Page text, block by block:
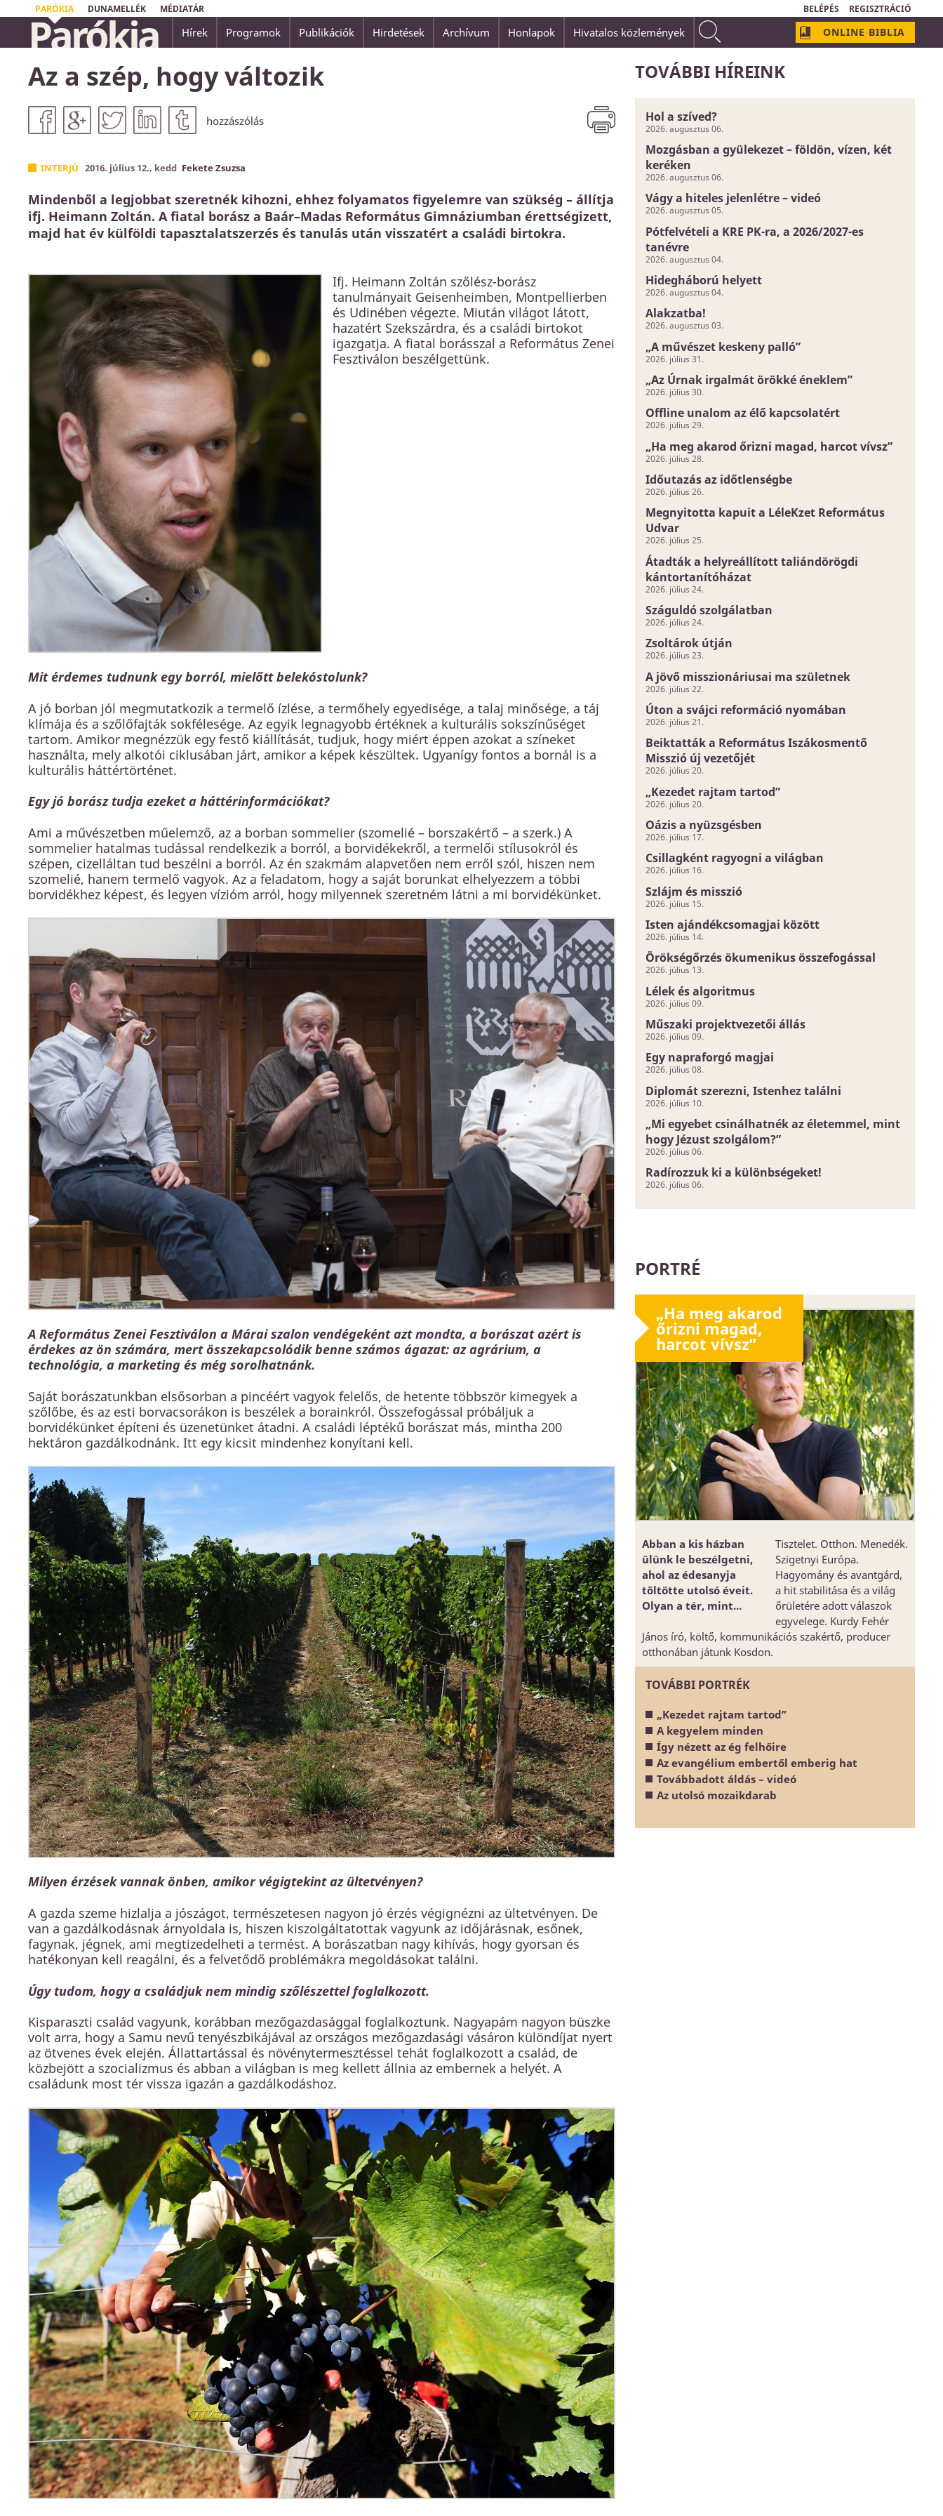
PARÓKIA DUNAMELLÉK MÉDIATÁR BELÉPÉS REGISZTRÁCIÓ
Mert irgalmas leszek gonoszságaikkal szemben, és bűneikről nem
emlékezem meg többé.
Zsidók 8,12
„Aki nem érzi magát biztonságban, az védekezik. Ha én tudom, hogy Krisztusban örök
biztonságom van, mert Isten minden bűnömet eltörölte, akkor most már
Parókia Hírek Programok Publikációk Hirdetések Archívum Honlapok Hivatalos közlemények ONLINE BIBLIA
Az a szép, hogy változik
hozzászólás
INTERJÚ 2016. július 12., kedd Fekete Zsuzsa
Mindenből a legjobbat szeretnék kihozni, ehhez folyamatos figyelemre van szükség – állítja
ifj. Heimann Zoltán. A fiatal borász a Baár–Madas Református Gimnáziumban érettségizett,
majd hat év külföldi tapasztalatszerzés és tanulás után visszatért a családi birtokra.
Ifj. Heimann Zoltán szőlész-borász
tanulmányait Geisenheimben, Montpellierben
és Udinében végezte. Miután világot látott,
hazatért Szekszárdra, és a családi birtokot
igazgatja. A fiatal borásszal a Református Zenei
Fesztiválon beszélgettünk.
Mit érdemes tudnunk egy borról, mielőtt belekóstolunk?
A jó borban jól megmutatkozik a termelő ízlése, a termőhely egyedisége, a talaj minősége, a táj
klímája és a szőlőfajták sokfélesége. Az egyik legnagyobb értéknek a kulturális sokszínűséget
tartom. Amikor megnézzük egy festő kiállítását, tudjuk, hogy miért éppen azokat a színeket
használta, mely alkotói ciklusában járt, amikor a képek készültek. Ugyanígy fontos a bornál is a
kulturális háttértörténet.
Egy jó borász tudja ezeket a háttérinformációkat?
Ami a művészetben műelemző, az a borban sommelier (szomelié – borszakértő – a szerk.) A
sommelier hatalmas tudással rendelkezik a borról, a borvidékekről, a termelői stílusokról és
szépen, cizelláltan tud beszélni a borról. Az én szakmám alapvetően nem erről szól, hiszen nem
szomelié, hanem termelő vagyok. Az a feladatom, hogy a saját borunkat elhelyezzem a többi
borvidékhez képest, és legyen vízióm arról, hogy milyennek szeretném látni a mi borvidékünket.
A Református Zenei Fesztiválon a Márai szalon vendégeként azt mondta, a borászat azért is
érdekes az ön számára, mert összekapcsolódik benne számos ágazat: az agrárium, a
technológia, a marketing és még sorolhatnánk.
Saját borászatunkban elsősorban a pincéért vagyok felelős, de hetente többször kimegyek a
szőlőbe, és az esti borvacsorákon is beszélek a borainkról. Összefogással próbáljuk a
borvidékünket építeni és üzenetünket átadni. A családi léptékű borászat más, mintha 200
hektáron gazdálkodnánk. Itt egy kicsit mindenhez konyítani kell.
Milyen érzések vannak önben, amikor végigtekint az ültetvényen?
A gazda szeme hizlalja a jószágot, természetesen nagyon jó érzés végignézni az ültetvényen. De
van a gazdálkodásnak árnyoldala is, hiszen kiszolgáltatottak vagyunk az időjárásnak, esőnek,
fagynak, jégnek, ami megtizedelheti a termést. A borászatban nagy kihívás, hogy gyorsan és
hatékonyan kell reagálni, és a felvetődő problémákra megoldásokat találni.
Úgy tudom, hogy a családjuk nem mindig szőlészettel foglalkozott.
Kisparaszti család vagyunk, korábban mezőgazdasággal foglalkoztunk. Nagyapám nagyon büszke
volt arra, hogy a Samu nevű tenyészbikájával az országos mezőgazdasági vásáron különdíjat nyert
az ötvenes évek elején. Állattartással és növénytermesztéssel tehát foglalkozott a család, de
közbejött a szocializmus és abban a világban is meg kellett állnia az embernek a helyét. A
családunk most tér vissza igazán a gazdálkodáshoz.
TOVÁBBI HÍREINK
Hol a szíved?
2026. augusztus 06.
Mozgásban a gyülekezet – földön, vízen, két
keréken
2026. augusztus 06.
Vágy a hiteles jelenlétre – videó
2026. augusztus 05.
Pótfelvételi a KRE PK-ra, a 2026/2027-es
tanévre
2026. augusztus 04.
Hidegháború helyett
2026. augusztus 04.
Alakzatba!
2026. augusztus 03.
„A művészet keskeny palló”
2026. július 31.
„Az Úrnak irgalmát örökké éneklem”
2026. július 30.
Offline unalom az élő kapcsolatért
2026. július 29.
„Ha meg akarod őrizni magad, harcot vívsz”
2026. július 28.
Időutazás az időtlenségbe
2026. július 26.
Megnyitotta kapuit a LéleKzet Református
Udvar
2026. július 25.
Átadták a helyreállított taliándörögdi
kántortanítóházat
2026. július 24.
Száguldó szolgálatban
2026. július 24.
Zsoltárok útján
2026. július 23.
A jövő misszionáriusai ma születnek
2026. július 22.
Úton a svájci reformáció nyomában
2026. július 21.
Beiktatták a Református Iszákosmentő
Misszió új vezetőjét
2026. július 20.
„Kezedet rajtam tartod”
2026. július 20.
Oázis a nyüzsgésben
2026. július 17.
Csillagként ragyogni a világban
2026. július 16.
Szlájm és misszió
2026. július 15.
Isten ajándékcsomagjai között
2026. július 14.
Örökségőrzés ökumenikus összefogással
2026. július 13.
Lélek és algoritmus
2026. július 09.
Műszaki projektvezetői állás
2026. július 09.
Egy napraforgó magjai
2026. július 08.
Diplomát szerezni, Istenhez találni
2026. július 10.
„Mi egyebet csinálhatnék az életemmel, mint
hogy Jézust szolgálom?”
2026. július 06.
Radírozzuk ki a különbségeket!
2026. július 06.
PORTRÉ
„Ha meg akarod
őrizni magad,
harcot vívsz”
Abban a kis házban
ülünk le beszélgetni,
ahol az édesanyja
töltötte utolsó éveit.
Olyan a tér, mint...
Tisztelet. Otthon. Menedék.
Szigetnyi Európa.
Hagyomány és avantgárd,
a hit stabilitása és a világ
őrületére adott válaszok
egyvelege. Kurdy Fehér
János író, költő, kommunikációs szakértő, producer
otthonában játunk Kosdon.
TOVÁBBI PORTRÉK
„Kezedet rajtam tartod”
A kegyelem minden
Így nézett az ég felhőire
Az evangélium embertől emberig hat
Továbbadott áldás – videó
Az utolsó mozaikdarab